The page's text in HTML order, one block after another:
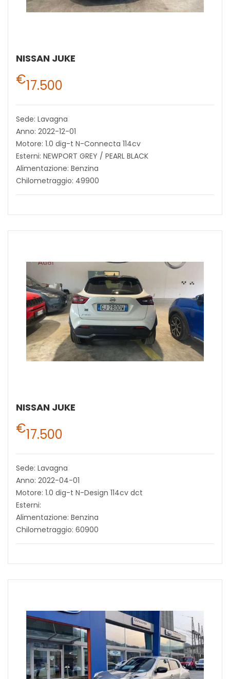
NISSAN JUKE
€17.500
Sede: Lavagna
Anno: 2022-12-01
Motore: 1.0 dig-t N-Connecta 114cv
Esterni: NEWPORT GREY / PEARL BLACK
Alimentazione: Benzina
Chilometraggio: 49900
NISSAN JUKE
€17.500
Sede: Lavagna
Anno: 2022-04-01
Motore: 1.0 dig-t N-Design 114cv dct
Esterni:
Alimentazione: Benzina
Chilometraggio: 60900